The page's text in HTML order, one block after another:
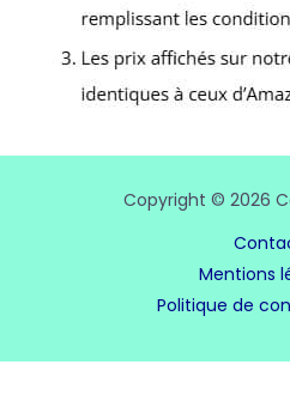
Copyright © 2026
Mentions
Politique de